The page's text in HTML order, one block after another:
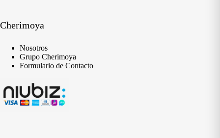
Cherimoya
Nosotros
Grupo Cherimoya
Formulario de Contacto